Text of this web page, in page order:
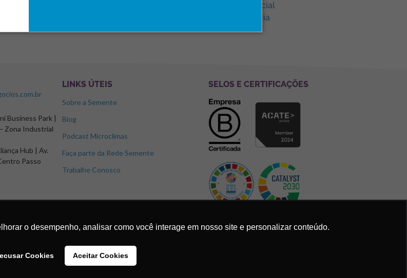
o desempenho, analisar como você interage em nosso site e personalizar conteúdo.
Cookies Aceitar Cookies
Inovação Social
Sem categoria
Business Park |
Zona Industrial
Hub | Av.
Passo
LINKS ÚTEIS
Sobre a Semente
Blog
Podcast Microclimas
Faça parte da Rede Semente
Trabalhe Conosco
SELOS E CERTIFICAÇÕES